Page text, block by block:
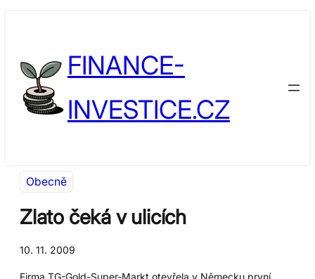
FINANCE-
INVESTICE.CZ
Obecně
Zlato čeká v ulicích
10. 11. 2009